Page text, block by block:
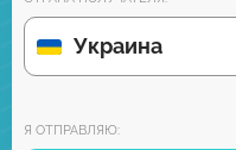
Украина
Я ОТПРАВЛЯЮ: